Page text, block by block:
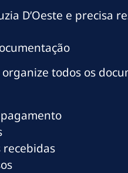
D’Oeste e
todos os
recebidas